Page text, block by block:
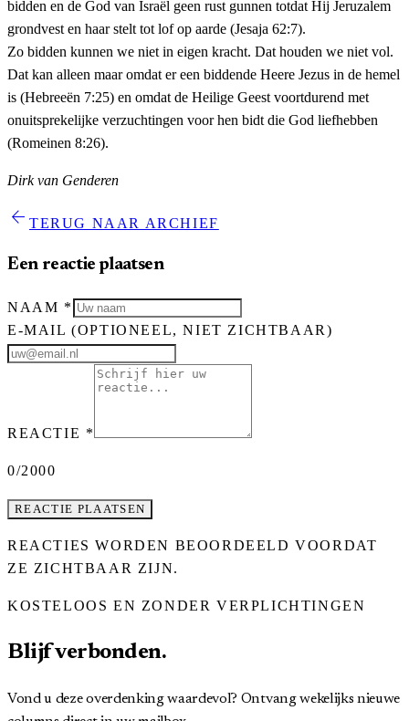
bidden en de God van Israël geen rust gunnen totdat Hij Jeruzalem
grondvest en haar stelt tot lof op aarde (Jesaja 62:7).
Zo bidden kunnen we niet in eigen kracht. Dat houden we niet vol.
Dat kan alleen maar omdat er een biddende Heere Jezus in de hemel
is (Hebreeën 7:25) en omdat de Heilige Geest voortdurend met
onuitsprekelijke verzuchtingen voor hen bidt die God liefhebben
(Romeinen 8:26).
Dirk van Genderen
arrow_back TERUG NAAR ARCHIEF
Een reactie plaatsen
NAAM *
E-MAIL(OPTIONEEL, NIET ZICHTBAAR)
REACTIE *
0/2000
REACTIE PLAATSEN
REACTIES WORDEN BEOORDEELD VOORDAT
ZE ZICHTBAAR ZIJN.
KOSTELOOS EN ZONDER VERPLICHTINGEN
Blijf verbonden.
Vond u deze overdenking waardevol? Ontvang wekelijks nieuwe